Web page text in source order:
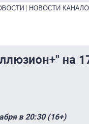
НОВОСТИ
на
в 20:30 (16+)